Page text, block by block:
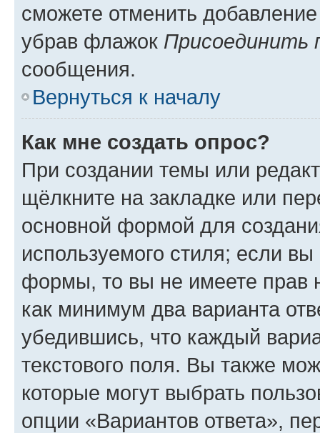
сможете отменить
убрав флажок Присоединить
сообщения.
Вернуться к началу
Как мне создать опрос?
При создании темы или
щёлкните на закладке или
основной формой для
используемого стиля; если
формы, то вы не имеете прав
как минимум два варианта
убедившись, что каждый
текстового поля. Вы также
которые могут выбрать
опции «Вариантов ответа»,